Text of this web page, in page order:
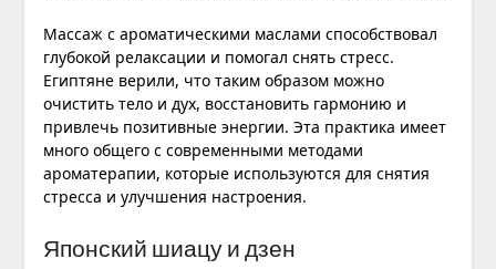
Массаж с ароматическими маслами способствовал
глубокой релаксации и помогал снять стресс.
Египтяне верили, что таким образом можно
очистить тело и дух, восстановить гармонию и
привлечь позитивные энергии. Эта практика имеет
много общего с современными методами
ароматерапии, которые используются для снятия
стресса и улучшения настроения.
Японский шиацу и дзен